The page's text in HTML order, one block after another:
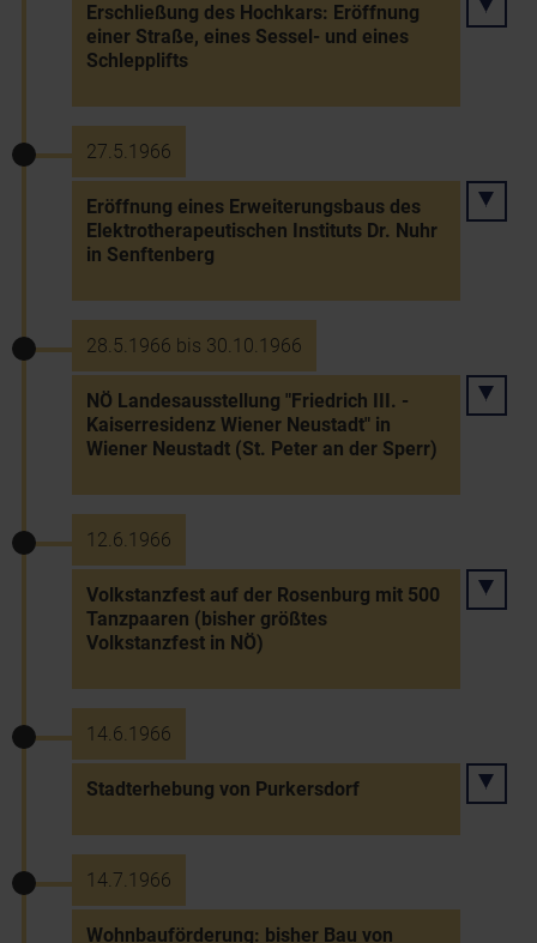
Erschließung des Hochkars: Eröffnung
einer Straße, eines Sessel- und eines
Schlepplifts
27.5.1966
Eröffnung eines Erweiterungsbaus des
Elektrotherapeutischen Instituts Dr. Nuhr
in Senftenberg
28.5.1966 bis 30.10.1966
NÖ Landesausstellung "Friedrich III. -
Kaiserresidenz Wiener Neustadt" in
Wiener Neustadt (St. Peter an der Sperr)
12.6.1966
Volkstanzfest auf der Rosenburg mit 500
Tanzpaaren (bisher größtes
Volkstanzfest in NÖ)
14.6.1966
Stadterhebung von Purkersdorf
14.7.1966
Wohnbauförderung: bisher Bau von